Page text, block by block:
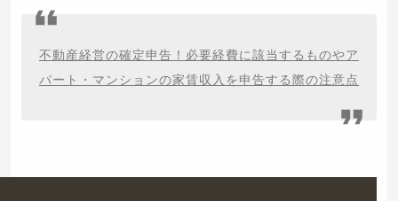
不動産経営の確定申告！必要経費に該当するものやア
パート・マンションの家賃収入を申告する際の注意点